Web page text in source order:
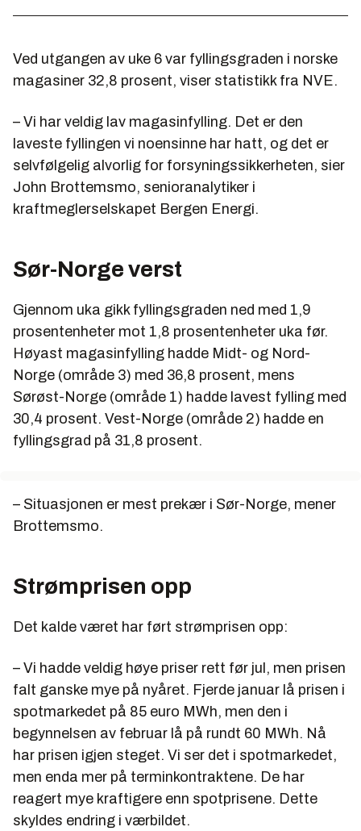
Ved utgangen av uke 6 var fyllingsgraden i norske
magasiner 32,8 prosent, viser statistikk fra NVE.
– Vi har veldig lav magasinfylling. Det er den
laveste fyllingen vi noensinne har hatt, og det er
selvfølgelig alvorlig for forsyningssikkerheten, sier
John Brottemsmo, senioranalytiker i
kraftmeglerselskapet Bergen Energi.
Sør-Norge verst
Gjennom uka gikk fyllingsgraden ned med 1,9
prosentenheter mot 1,8 prosentenheter uka før.
Høyast magasinfylling hadde Midt- og Nord-
Norge (område 3) med 36,8 prosent, mens
Sørøst-Norge (område 1) hadde lavest fylling med
30,4 prosent. Vest-Norge (område 2) hadde en
fyllingsgrad på 31,8 prosent.
– Situasjonen er mest prekær i Sør-Norge, mener
Brottemsmo.
Strømprisen opp
Det kalde været har ført strømprisen opp:
– Vi hadde veldig høye priser rett før jul, men prisen
falt ganske mye på nyåret. Fjerde januar lå prisen i
spotmarkedet på 85 euro MWh, men den i
begynnelsen av februar lå på rundt 60 MWh. Nå
har prisen igjen steget. Vi ser det i spotmarkedet,
men enda mer på terminkontraktene. De har
reagert mye kraftigere enn spotprisene. Dette
skyldes endring i værbildet.